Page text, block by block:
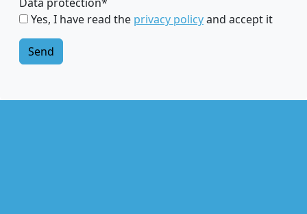
Yes, I have read the privacy policyand accept it